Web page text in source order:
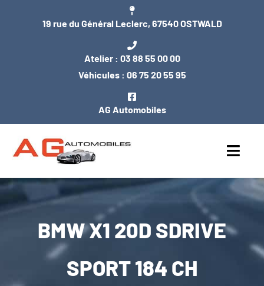
19 rue du Général Leclerc, 67540 OSTWALD
Atelier : 03 88 55 00 00
Véhicules : 06 75 20 55 95
AG Automobiles
ACCUEIL
NOS VÉHICULES
ENTRETIEN / MÉCANIQUE
BMW X1 20D SDRIVE
SPORT 184 CH